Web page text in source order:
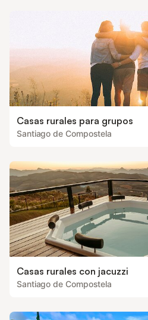
Casas rurales para grupos
Santiago de Compostela
Casas rurales con jacuzzi
Santiago de Compostela